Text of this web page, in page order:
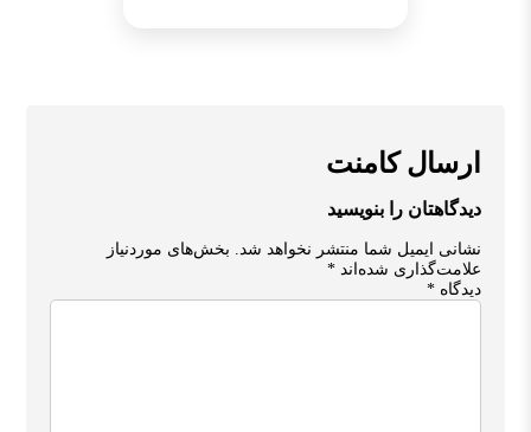
ارسال کامنت
دیدگاهتان را بنویسید
نشانی ایمیل شما منتشر نخواهد شد. بخش‌های موردنیاز
علامت‌گذاری شده‌اند*
دیدگاه*